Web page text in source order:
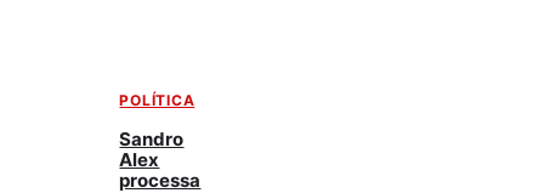
POLÍTICA
Sandro
Alex
processa